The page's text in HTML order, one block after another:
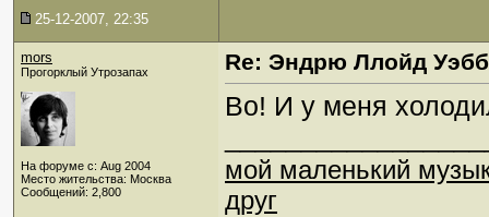
25-12-2007, 22:35
mors
Прогорклый Утрозапах
На форуме с: Aug 2004
Место жительства: Москва
Сообщений: 2,800
Re: Эндрю Ллойд
Во! И у меня
мой маленький
друг